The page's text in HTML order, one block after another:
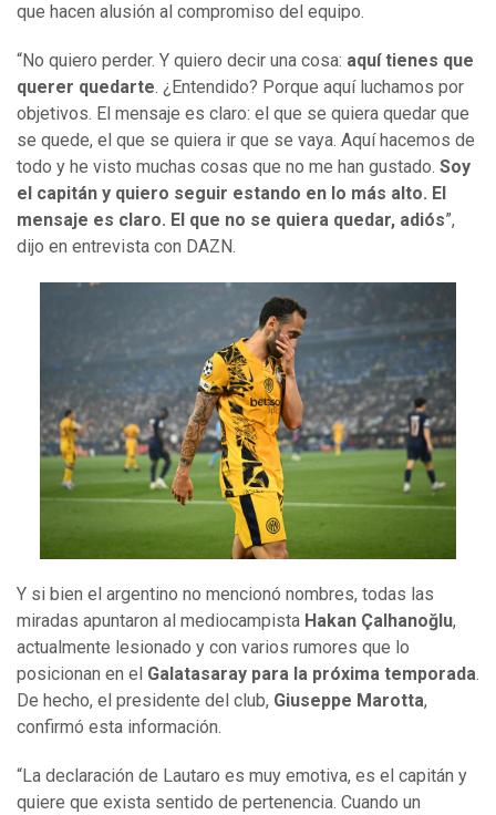
que hacen alusión al compromiso del equipo.
“No quiero perder. Y quiero decir una cosa: aquí tienes que
querer quedarte. ¿Entendido? Porque aquí luchamos por
objetivos. El mensaje es claro: el que se quiera quedar que
se quede, el que se quiera ir que se vaya. Aquí hacemos de
todo y he visto muchas cosas que no me han gustado. Soy
el capitán y quiero seguir estando en lo más alto. El
mensaje es claro. El que no se quiera quedar, adiós”,
dijo en entrevista con DAZN.
Y si bien el argentino no mencionó nombres, todas las
miradas apuntaron al mediocampista Hakan Çalhanoğlu,
actualmente lesionado y con varios rumores que lo
posicionan en el Galatasaray para la próxima temporada.
De hecho, el presidente del club, Giuseppe Marotta,
confirmó esta información.
“La declaración de Lautaro es muy emotiva, es el capitán y
quiere que exista sentido de pertenencia. Cuando un